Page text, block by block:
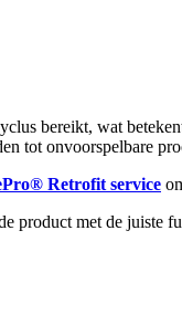
bereikt, wat
tot onvoorspelbare
Retrofit service
product met de